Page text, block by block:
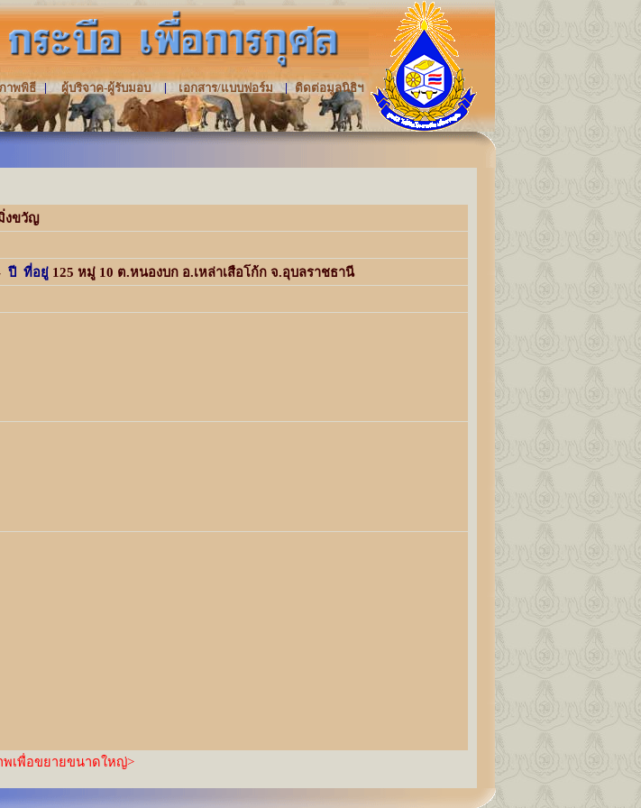
าพพิธี | ผู้บริจาค-ผู้รับมอบ | เอกสาร/แบบฟอร์ม | ติดต่อมูลนิธิฯ
งขวัญ
ปี ที่อยู่ 125 หมู่ 10 ต.หนองบก อ.เหล่าเสือโก้ก จ.อุบลราชธานี
เพื่อขยายขนาดใหญ่>